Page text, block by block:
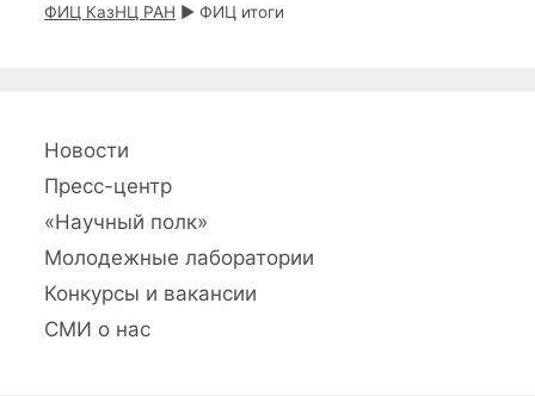
а
п
и
с
и
ФИЦ КазНЦ РАН ► ФИЦ итоги
Новости
Пресс-центр
«Научный полк»
Молодежные лаборатории
Конкурсы и вакансии
СМИ о нас